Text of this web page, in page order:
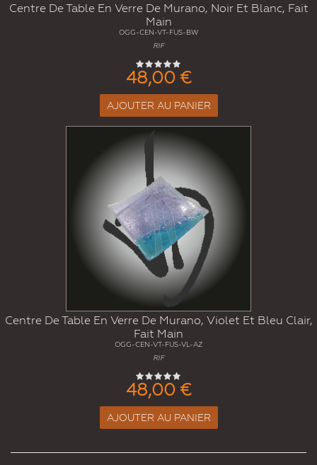
Centre De Table En Verre De Murano, Noir Et Blanc, Fait
Main
OGG-CEN-VT-FUS-BW
RIF
48,00 €
AJOUTER AU PANIER
Centre De Table En Verre De Murano, Violet Et Bleu Clair,
Fait Main
OGG-CEN-VT-FUS-VL-AZ
RIF
48,00 €
AJOUTER AU PANIER